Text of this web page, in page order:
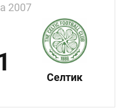
2007
Селтик